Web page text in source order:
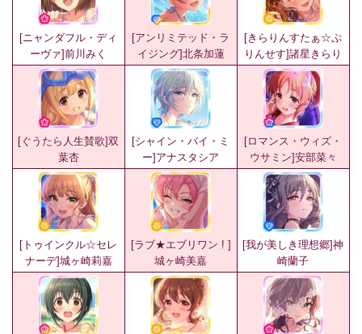
[ニャンダフル・ディ
ーヴァ]前川みく
[アンリミテッド・ラ
イジング]北条加蓮
[きらりんすたぁ☆ぷ
りんせす]諸星きらり
[ぐうたら人生賛歌]双
葉杏
[シャイン・バイ・ミ
ー]アナスタシア
[ロマンス・ウィズ・
ウサミン]安部菜々
[トゥインクル☆セレ
ナーデ]城ヶ崎莉嘉
[ラブ★エブリワン ! ]
城ヶ崎美嘉
[我が美しき理想郷]神
崎蘭子